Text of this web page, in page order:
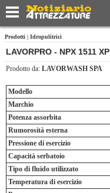
Prodotti | Idropulitrici
LAVORPRO - NPX 1511 XP
Prodotto da: LAVORWASH SPA
Modello
Marchio
Potenza assorbita
Rumorosità esterna
Pressione di esercizio
Capacità serbatoio
Tipo di fluido utilizzato
Temperatura di esercizio